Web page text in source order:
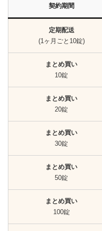
契約期間
定期配送
(1ヶ月ごと10錠)
まとめ買い
10錠
まとめ買い
20錠
まとめ買い
30錠
まとめ買い
50錠
まとめ買い
100錠